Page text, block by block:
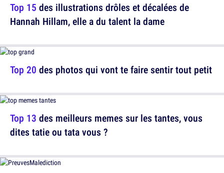
Top 15 des illustrations drôles et décalées de
Hannah Hillam, elle a du talent la dame
Top 13 des meilleurs memes sur les tantes, vous
dites tatie ou tata vous ?
Top 20 des photos qui vont te faire sentir tout petit